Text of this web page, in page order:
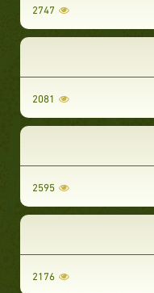
2747
2081
2595
2176